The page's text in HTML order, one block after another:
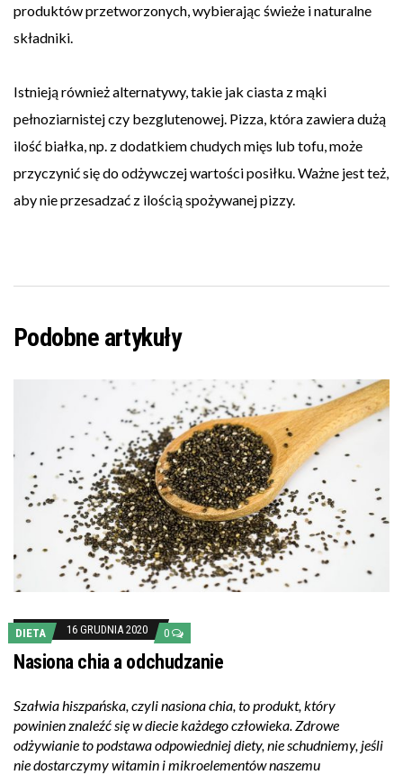
produktów przetworzonych, wybierając świeże i naturalne
składniki.
Istnieją również alternatywy, takie jak ciasta z mąki
pełnoziarnistej czy bezglutenowej. Pizza, która zawiera dużą
ilość białka, np. z dodatkiem chudych mięs lub tofu, może
przyczynić się do odżywczej wartości posiłku. Ważne jest też,
aby nie przesadzać z ilością spożywanej pizzy.
Podobne artykuły
DIETA 16 GRUDNIA 2020 0
Nasiona chia a odchudzanie
Szałwia hiszpańska, czyli nasiona chia, to produkt, który
powinien znaleźć się w diecie każdego człowieka. Zdrowe
odżywianie to podstawa odpowiedniej diety, nie schudniemy, jeśli
nie dostarczymy witamin i mikroelementów naszemu